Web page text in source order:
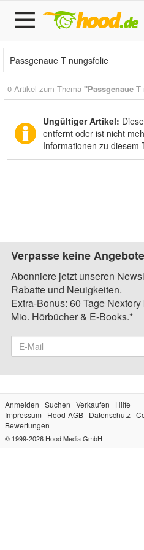
0 Artikel zum Thema "Passgenaue
Ungültiger Artikel:
entfernt oder ist nicht
Informationen zu diesem
Verpasse keine
Abonniere jetzt unseren
Rabatte und Neuigkeiten.
Extra-Bonus: 60 Tage
Mio. Hörbücher & E-Books.*
Anmelden Suchen Verkaufen
Hilfe
Impressum
Hood-AGB Datenschutz
Bewertungen
© 1999-2026 Hood Media GmbH